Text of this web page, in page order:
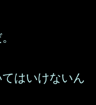
はいけないん